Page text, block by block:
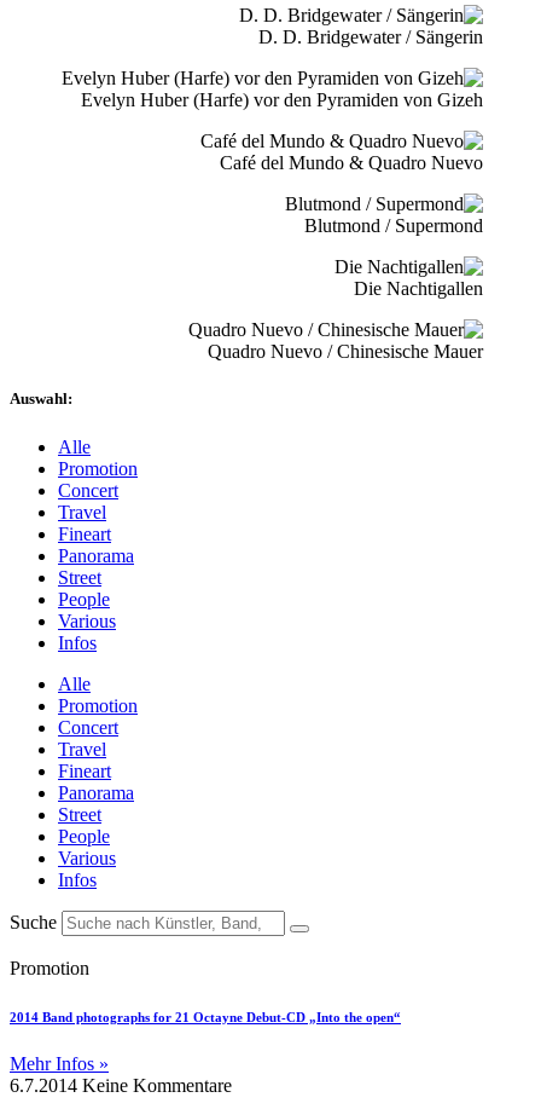
D. D. Bridgewater / Sängerin
Evelyn Huber (Harfe) vor den Pyramiden von Gizeh
Café del Mundo & Quadro Nuevo
Blutmond / Supermond
Die Nachtigallen
Quadro Nuevo / Chinesische Mauer
Auswahl:
Alle
Promotion
Concert
Travel
Fineart
Panorama
Street
People
Various
Infos
Alle
Promotion
Concert
Travel
Fineart
Panorama
Street
People
Various
Infos
Suche
Promotion
2014 Band photographs for 21 Octayne Debut-CD „Into the open“
Mehr Infos »
6.7.2014 Keine Kommentare